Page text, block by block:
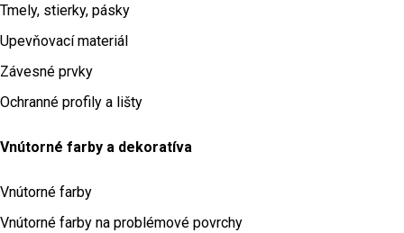
Tmely, stierky, pásky
Upevňovací materiál
Závesné prvky
Ochranné profily a lišty
Vnútorné farby a dekoratíva
Vnútorné farby
Vnútorné farby na problémové povrchy